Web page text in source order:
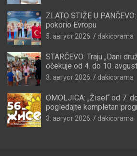
ZLATO STIŽE U
pokorio Evropu
5. август 2026. dakicorama
STARČEVO: Traju „Dani
očekuje od 4. do 10.
3. август 2026. dakicorama
OMOLJICA: „Žisel“ od 7.
pogledajte kompletan
3. август 2026. dakicorama